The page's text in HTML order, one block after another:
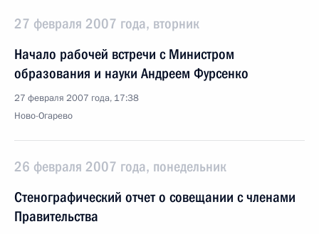
27 февраля 2007 года, вторник
Начало рабочей встречи с Министром
образования и науки Андреем Фурсенко
27 февраля 2007 года, 17:38
Ново-Огарево
26 февраля 2007 года, понедельник
Стенографический отчет о совещании с членами
Правительства